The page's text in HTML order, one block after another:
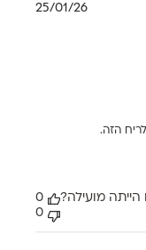
הזה.
תאריך25/01/26
מועילה?
0
0